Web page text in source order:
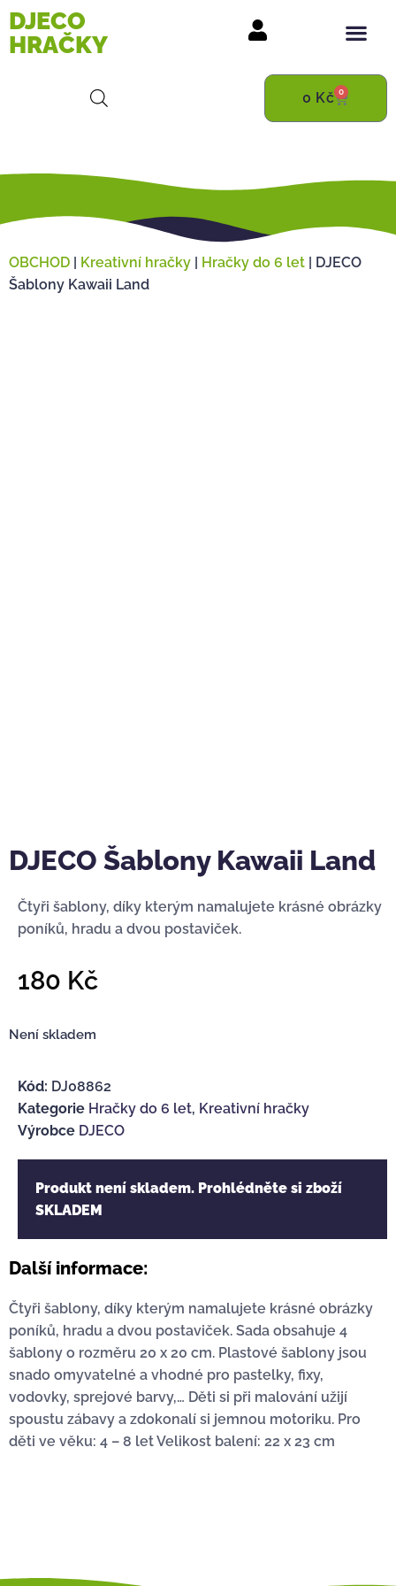
DJECO
HRAČKY
0 Kč 0
OBCHOD | Kreativní hračky | Hračky do 6 let | DJECO
Šablony Kawaii Land
DJECO Šablony Kawaii Land
Čtyři šablony, díky kterým namalujete krásné obrázky
poníků, hradu a dvou postaviček.
180 Kč
Není skladem
Kód: DJ08862
Kategorie Hračky do 6 let, Kreativní hračky
Výrobce DJECO
Produkt není skladem. Prohlédněte si zboží
SKLADEM
Další informace:
Čtyři šablony, díky kterým namalujete krásné obrázky
poníků, hradu a dvou postaviček. Sada obsahuje 4
šablony o rozměru 20 x 20 cm. Plastové šablony jsou
snado omyvatelné a vhodné pro pastelky, fixy,
vodovky, sprejové barvy,… Děti si při malování užijí
spoustu zábavy a zdokonalí si jemnou motoriku. Pro
děti ve věku: 4 – 8 let Velikost balení: 22 x 23 cm